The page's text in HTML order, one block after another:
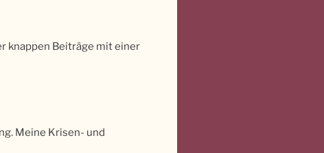
knappen Beiträge mit einer
Meine Krisen- und